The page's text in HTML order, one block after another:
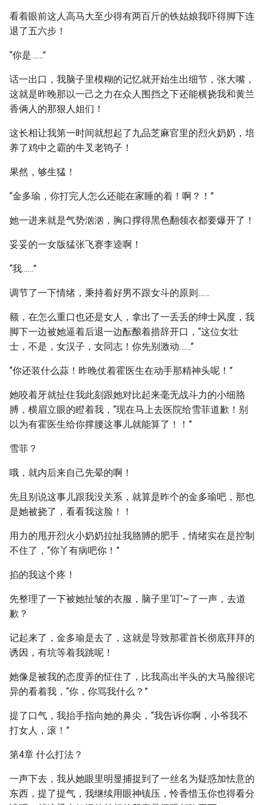
看着眼前这人高马大至少得有两百斤的铁姑娘我吓得脚下连
退了五六步！
“你是……”
话一出口，我脑子里模糊的记忆就开始生出细节，张大嘴，
这就是昨晚那以一己之力在众人围挡之下还能横挠我和黄兰
香俩人的那狠人姐们！
这长相让我第一时间就想起了九品芝麻官里的烈火奶奶，培
养了鸡中之霸的牛叉老鸨子！
果然，够生猛！
“金多瑜，你打完人怎么还能在家睡的着！啊？！”
她一进来就是气势汹汹，胸口撑得黑色翻领衣都要爆开了！
妥妥的一女版猛张飞赛李逵啊！
“我……”
调节了一下情绪，秉持着好男不跟女斗的原则……
额，在怎么重口也还是女人，拿出了一丢丢的绅士风度，我
脚下一边被她逼着后退一边酝酿着措辞开口，“这位女壮
士，不是，女汉子，女同志！你先别激动……”
“你还装什么蒜！昨晚仗着霍医生在动手那精神头呢！”
她咬着牙就扯住我此刻跟她对比起来毫无战斗力的小细胳
膊，横眉立眼的瞪着我，“现在马上去医院给雪菲道歉！别
以为有霍医生给你撑腰这事儿就能算了！！”
雪菲？
哦，就内后来自己先晕的啊！
先且别说这事儿跟我没关系，就算是昨个的金多瑜吧，那也
是她被挠了，看看我这脸！！
用力的甩开烈火小奶奶拉扯我胳膊的肥手，情绪实在是控制
不住了，“你丫有病吧你！”
掐的我这个疼！
先整理了一下被她扯皱的衣服，脑子里‘叮’~了一声，去道
歉？
记起来了，金多瑜是去了，这就是导致那霍首长彻底拜拜的
诱因，有坑等着我跳呢！
她像是被我的态度弄的怔住了，比我高出半头的大马脸很诧
异的看着我，“你，你骂我什么？”
提了口气，我抬手指向她的鼻尖，“我告诉你啊，小爷我不
打女人，滚！”
第4章 什么打法？
一声下去，我从她眼里明显捕捉到了一丝名为疑惑加怯意的
东西，提了提气，我继续用眼神镇压，怜香惜玉你也得看分